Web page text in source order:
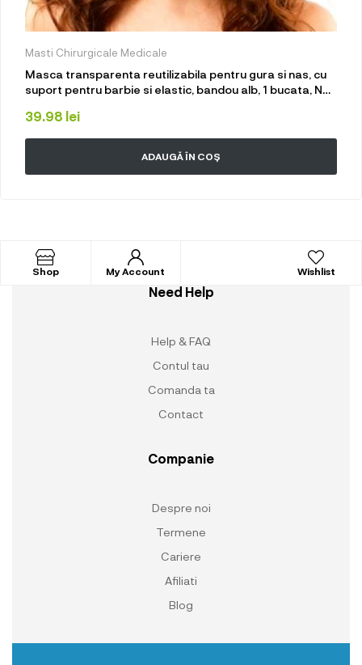
Masti Chirurgicale Medicale
Masca transparenta reutilizabila pentru gura si nas, cu
suport pentru barbie si elastic, bandou alb, 1 bucata, Neo
39.98 lei
ADAUGĂ ÎN COȘ
Shop My Account Wishlist
Need Help
Help & FAQ
Contul tau
Comanda ta
Contact
Companie
Despre noi
Termene
Cariere
Afiliati
Blog